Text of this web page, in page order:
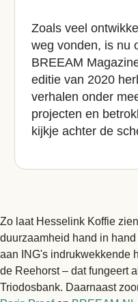
Zoals veel
weg vonden, is nu
BREEAM
editie van 2020
verhalen onder
projecten en
kijkje achter de
Zo laat Hesselink Koffie
duurzaamheid hand in
aan ING's indrukwekkende
de Reehorst – dat fungeert
Triodosbank. Daarnaast